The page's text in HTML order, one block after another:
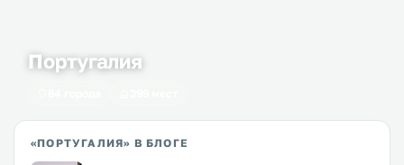
Португалия
«ПОРТУГАЛИЯ» В БЛОГЕ